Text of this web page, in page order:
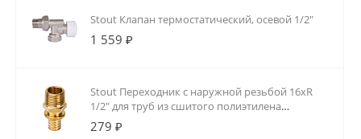
Stout Клапан термостатический, осевой 1/2"
1 559 ₽
Stout Переходник с наружной резьбой 16xR
1/2" для труб из сшитого полиэтилена
аксиальный
279 ₽